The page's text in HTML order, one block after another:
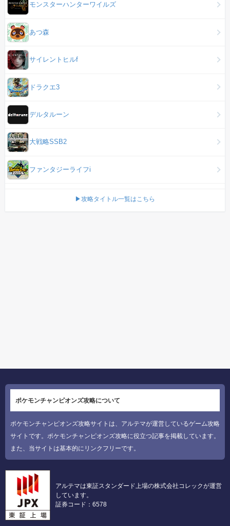
モンスターハンターワイルズ
あつ森
サイレントヒルf
ドラクエ3
デルタルーン
大戦略SSB2
ファンタジーライフi
▶攻略タイトル一覧はこちら
ポケモンチャンピオンズ攻略について
ポケモンチャンピオンズ攻略サイトは、アルテマが運営しているゲーム攻略
サイトです。ポケモンチャンピオンズ攻略に役立つ記事を掲載しています。
また、当サイトは基本的にリンクフリーです。
アルテマは東証スタンダード上場の株式会社コレックが運営
しています。
証券コード：6578